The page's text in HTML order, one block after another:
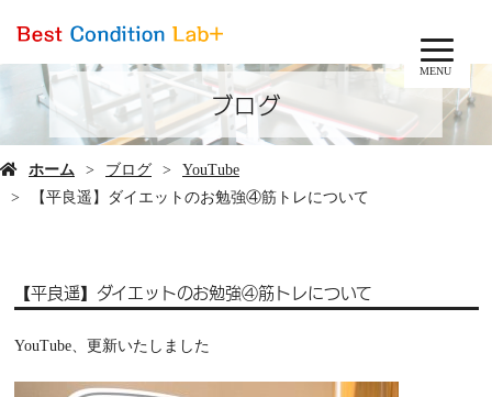
MENU
ブログ
ホーム ブログ
YouTube
【平良遥】ダイエットのお勉強④筋トレについて
【平良遥】ダイエットのお勉強④筋トレについて
YouTube、更新いたしました